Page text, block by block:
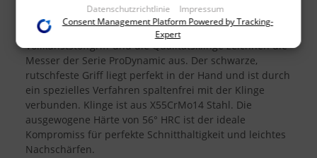
handlich und optimal zum Schneiden von Pizza und
Steak geeignet. Der ergonomisch geformte
Vollkunststoffgriff und die Qualitätsklinge zeichnen die
Messer der Serie ProDynamic aus. Der schwarze,
rutschfeste Griff liegt perfekt in der Hand und ist durch
ein spezielles Verfahren spaltenfrei mit der Klinge
verbunden. Klinge ist aus X55CrMo14 Stahl. Die
ausgewogene Härte von 56° HRC ist der ideale
Kompromiss für perfekte Schnitthaltigkeit und leichtes
Nachschärfen.
im Rahmen Ihrer Nutzung der Dienste gesammelt haben
(bspw. Nutzungsdaten anderer Geräte). Ihre Einwilligung zur
Nutzung von Cookies und Pixeln können Sie jederzeit
unten klicken und dort die entsprechenden Anpassungen
vornehmen.
Zwecke der Datenverarbeitung durch unsere Partner:
Speichern von oder Zugriff auf Informationen auf einem Endgerät
Verwendung reduzierter Daten zur Auswahl von Werbeanzeigen
Erstellung von Profilen für personalisierte Werbung
Verwendung von Profilen zur Auswahl personalisierter Werbung
Datenschutzrichtlinie Impressum
Consent Management Platform Powered by Tracking-
Expert